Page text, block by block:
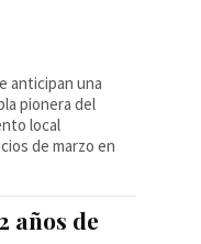
anticipan una
pionera del
local
de marzo en
años de